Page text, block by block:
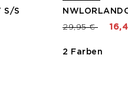
S/S
Preis reduziert
29,95 €bis
2 Farben